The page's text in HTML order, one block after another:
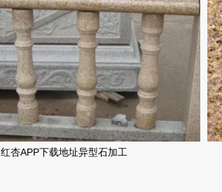
红杏APP下载地址异型石加工